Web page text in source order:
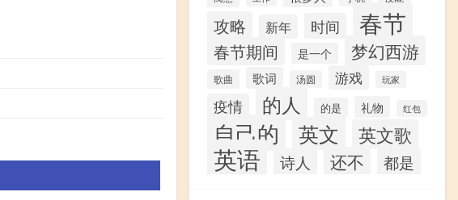
攻略 新年 时间 春节
春节期间 是一个 梦幻西游
歌曲 歌词 汤圆 游戏 玩家
疫情 的人 的是 礼物 红包
自己的 英文 英文歌
英语 诗人 还不 都是